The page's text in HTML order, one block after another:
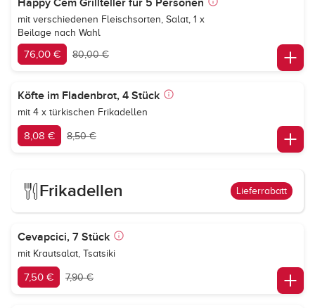
Happy Cem Grillteller für 5 Personen
mit verschiedenen Fleischsorten, Salat, 1 x
Beilage nach Wahl
76,00 € 80,00 €
Köfte im Fladenbrot, 4 Stück
mit 4 x türkischen Frikadellen
8,08 € 8,50 €
Frikadellen Lieferrabatt
Cevapcici, 7 Stück
mit Krautsalat, Tsatsiki
7,50 € 7,90 €